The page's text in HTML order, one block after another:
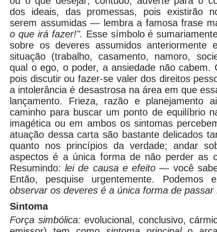
dos ideais, das promessas, pois existirão
serem assumidas — lembra a famosa frase
o que iráfazer!". Esse símbolo é
sobre os deveres assumidos anteriormente
situação (trabalho, casamento, namoro,
qual o ego, o poder, a ansiedade não cabem.
pois discutir ou fazer-se valer dos direitos
a intolerância é desastrosa na área em que
lançamento. Frieza, razão e planejamento
caminho para buscar um ponto de equilíbrio
imagética ou em ambos os sintomas
atuação dessa carta são bastante delicados
quanto nos princípios da verdade; andar
aspectos é a única forma de não perder as
Resumindo:lei de causa e efeito — você
Então, pesquise urgentemente. Podemos
observar os deveres é a única forma de passar
Sintoma
Força simbólica:evolucional, conclusivo,